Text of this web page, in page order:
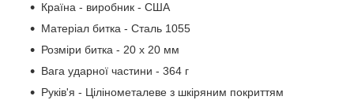
Країна - виробник - США
Матеріал битка - Сталь 1055
Розміри битка - 20 х 20 мм
Вага ударної частини - 364 г
Руків'я - Цілінометалеве з шкіряним покриттям